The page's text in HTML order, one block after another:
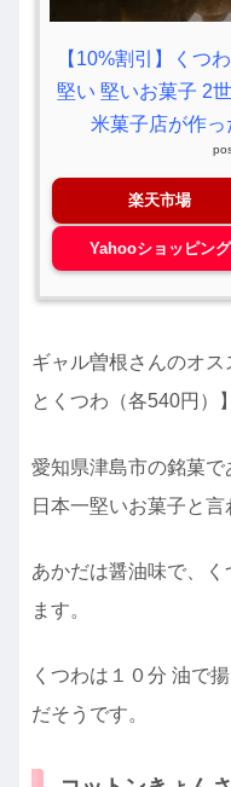
【10%割引】くつ
堅い 堅いお菓子 2
米菓子店が作
楽天市場
Yahooショッピング
ギャル曽根さんのオ
とくつわ（各540円）
愛知県津島市の銘菓
日本一堅いお菓子と言
あかだは醤油味で、
ます。
くつわは１０分 油で
だそうです。